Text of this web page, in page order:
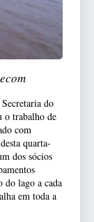
do
o trabalho de
com
quarta-
dos sócios
do lago a cada
em toda a